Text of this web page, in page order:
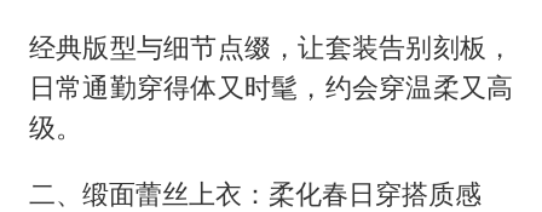
经典版型与细节点缀，让套装告别刻板，
日常通勤穿得体又时髦，约会穿温柔又高
级。
二、缎面蕾丝上衣：柔化春日穿搭质感